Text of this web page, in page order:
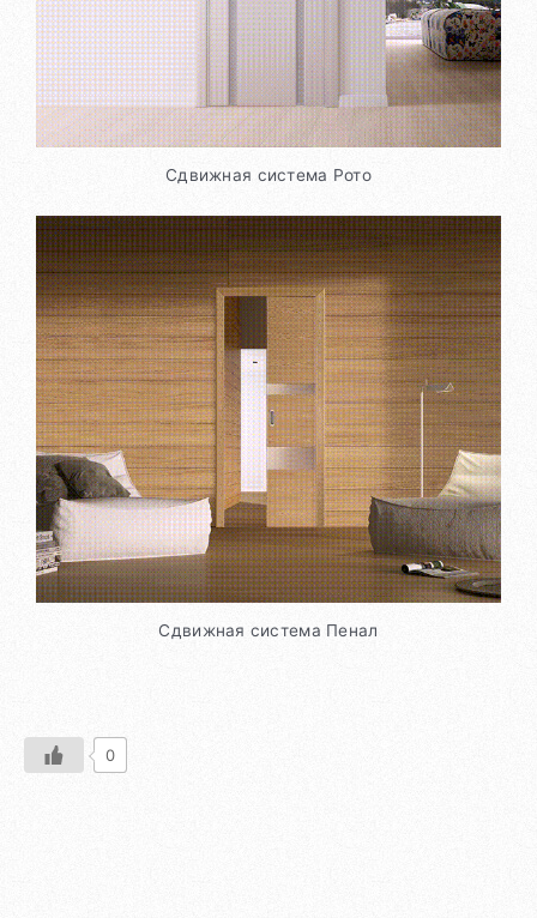
Сдвижная система Рото
Сдвижная система Пенал
0